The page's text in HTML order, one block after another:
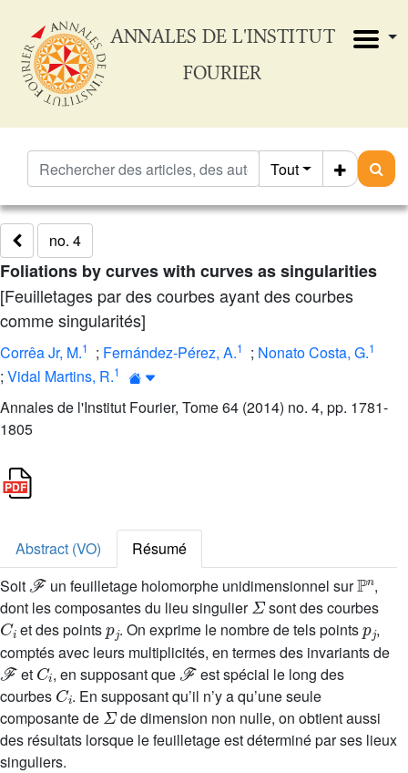
ANNALES DE L'INSTITUT
FOURIER
Tout
no. 4
Foliations by curves with curves as singularities
[Feuilletages par des courbes ayant des courbes
comme singularités]
Corrêa Jr, M.1 ; Fernández-Pérez, A.1 ; Nonato Costa, G.1
; Vidal Martins, R.1
Annales de l'Institut Fourier, Tome 64 (2014) no. 4, pp. 1781-
1805
Abstract (VO)
Résumé
Soit
ℱ
un feuilletage holomorphe unidimensionnel sur
ℙn
,
dont les composantes du lieu singulier
Σ
sont des courbes
Ci
et des points
pj
. On exprime le nombre de tels points
pj
,
comptés avec leurs multiplicités, en termes des invariants de
ℱ
et
Ci
, en supposant que
ℱ
est spécial le long des
courbes
Ci
. En supposant qu’il n’y a qu’une seule
composante de
Σ
de dimension non nulle, on obtient aussi
des résultats lorsque le feuilletage est déterminé par ses lieux
singuliers.